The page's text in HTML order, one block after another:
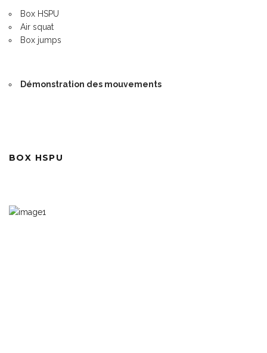
Box HSPU
Air squat
Box jumps
Démonstration des mouvements
BOX HSPU